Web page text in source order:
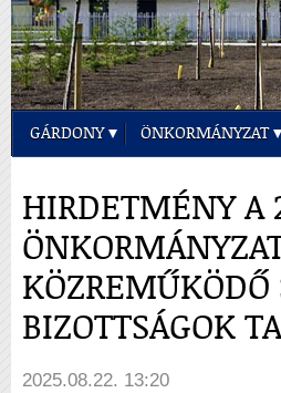
GÁRDONY ÖNKORMÁNYZAT
HIRDETMÉNY A
KÖZREMŰKÖDŐ
BIZOTTSÁGOK
2025.08.22. 13:20